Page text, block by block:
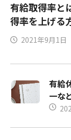
有給取得率と
得率を上げる
2021年9月1日
有給
一な